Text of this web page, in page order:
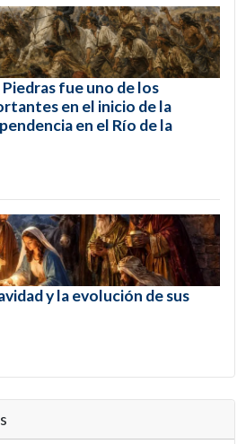
Piedras fue uno de los
en el inicio de la
en el Río de la
y la evolución de sus